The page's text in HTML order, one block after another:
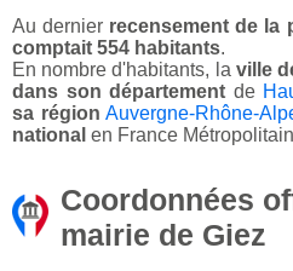
Au dernier recensement de la
comptait 554 habitants.
En nombre d'habitants, la ville
dans son département de
sa région Auvergne-Rhône-
national en France
Coordonnées
mairie de Giez